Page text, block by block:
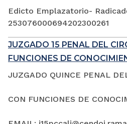
Edicto Emplazatorio-
253076000694202300261
JUZGADO 15 PENAL DEL
FUNCIONES DE
JUZGADO QUINCE PENAL
CON FUNCIONES DE